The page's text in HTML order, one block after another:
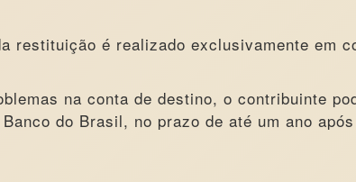
restituição é realizado exclusivamente em
na conta de destino, o contribuinte
do Brasil, no prazo de até um ano